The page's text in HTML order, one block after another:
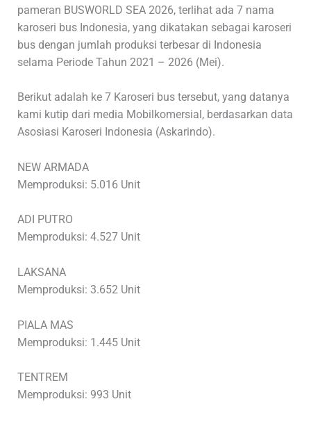
pameran BUSWORLD SEA 2026, terlihat ada 7 nama
karoseri bus Indonesia, yang dikatakan sebagai karoseri
bus dengan jumlah produksi terbesar di Indonesia
selama Periode Tahun 2021 – 2026 (Mei).
Berikut adalah ke 7 Karoseri bus tersebut, yang datanya
kami kutip dari media Mobilkomersial, berdasarkan data
Asosiasi Karoseri Indonesia (Askarindo).
NEW ARMADA
Memproduksi: 5.016 Unit
ADI PUTRO
Memproduksi: 4.527 Unit
LAKSANA
Memproduksi: 3.652 Unit
PIALA MAS
Memproduksi: 1.445 Unit
TENTREM
Memproduksi: 993 Unit